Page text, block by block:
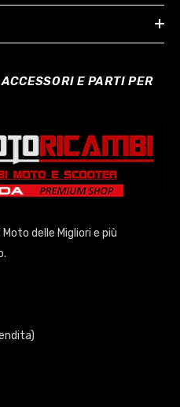
E PARTI PER
delle Migliori e più